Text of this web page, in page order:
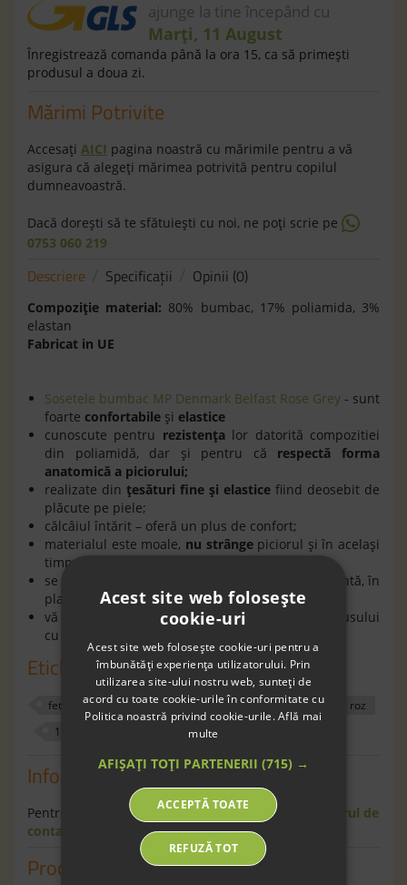
ajunge la tine începând cu
Marți, 11 August
Înregistrează comanda până la ora 15, ca să primeşti
produsul a doua zi.
Mărimi Potrivite
Accesaţi AICI pagina noastră cu mărimile pentru a vă
asigura că alegeţi mărimea potrivită pentru copilul
dumneavoastră.
Dacă doreşti să te sfătuieşti cu noi, ne poţi scrie pe
0753 060 219
Descriere Specificaţii Opinii (0)
Compoziţie material: 80% bumbac, 17% poliamida, 3%
elastan
Fabricat in UE
Sosetele bumbac MP Denmark Belfast Rose Grey - sunt
foarte confortabile şi elastice
cunoscute pentru rezistenţa lor datorită compozitiei
din poliamidă, dar şi pentru că respectă forma
anatomică a piciorului;
realizate din ţesături fine şi elastice fiind deosebit de
plăcute pe piele;
călcâiul întărit – oferă un plus de confort;
materialul este moale, nu strângepiciorul şi în acelaşi
timpnu alunec
se spală la program automat delicat cu uscare lentă, în
plan orizontal;
vă rugăm să verificaţi întotdeauna eticheta produsului
cu instrucţiunile de spălare, stoarcere, uscare.
Etichete
fete sosete mpdenmark bumbac
roz
180034
Informaţii
Pentru informaţii suplimentare scrie-ne pe
formularul de
contact
Produse similare
Acest site web folosește
cookie-uri
Acest site web folosește cookie-uri pentru a
îmbunătăți experiența utilizatorului. Prin
utilizarea site-ului nostru web, sunteți de
acord cu toate cookie-urile în conformitate cu
Politica noastră privind cookie-urile.Află mai
multe
AFIȘAȚI TOȚI PARTENERII (715) →
ACCEPTĂ TOATE
REFUZĂ TOT